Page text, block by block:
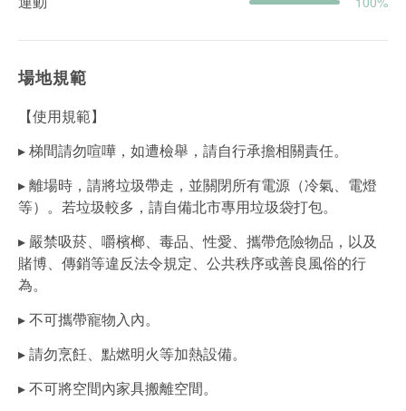
場地規範
【使用規範】
▸ 梯間請勿喧嘩，如遭檢舉，請自行承擔相關責任。
▸ 離場時，請將垃圾帶走，並關閉所有電源（冷氣、電燈
等）。若垃圾較多，請自備北市專用垃圾袋打包。
▸ 嚴禁吸菸、嚼檳榔、毒品、性愛、攜帶危險物品，以及
賭博、傳銷等違反法令規定、公共秩序或善良風俗的行
為。
▸ 不可攜帶寵物入內。
▸ 請勿烹飪、點燃明火等加熱設備。
▸ 不可將空間內家具搬離空間。